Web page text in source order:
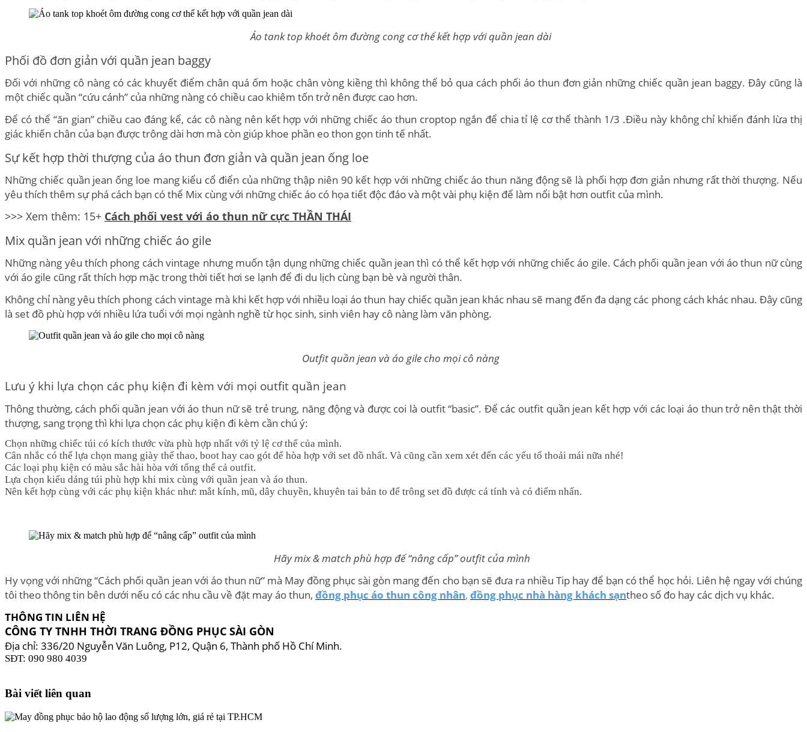
Áo tank top khoét ôm đường cong cơ thể kết hợp với quần jean dài
Phối đồ đơn giản với quần jean baggy
Đối với những cô nàng có các khuyết điểm chân quá ốm hoặc chân vòng kiềng thì không thể bỏ qua cách phối áo thun đơn giản những chiếc quần jean baggy. Đây cũng là
một chiếc quần “cứu cánh” của những nàng có chiều cao khiêm tốn trở nên được cao hơn.
Để có thể “ăn gian” chiều cao đáng kể, các cô nàng nên kết hợp với những chiếc áo thun croptop ngắn để chia tỉ lệ cơ thể thành 1/3 .Điều này không chỉ khiến đánh lừa thị
giác khiến chân của bạn được trông dài hơn mà còn giúp khoe phần eo thon gọn tinh tế nhất.
Sự kết hợp thời thượng của áo thun đơn giản và quần jean ống loe
Những chiếc quần jean ống loe mang kiểu cổ điển của những thập niên 90 kết hợp với những chiếc áo thun năng động sẽ là phối hợp đơn giản nhưng rất thời thượng. Nếu
yêu thích thêm sự phá cách bạn có thể Mix cùng với những chiếc áo có họa tiết độc đáo và một vài phụ kiện để làm nổi bật hơn outfit của mình.
>>> Xem thêm: 15+ Cách phối vest với áo thun nữ cực THẦN THÁI
Mix quần jean với những chiếc áo gile
Những nàng yêu thích phong cách vintage nhưng muốn tận dụng những chiếc quần jean thì có thể kết hợp với những chiếc áo gile. Cách phối quần jean với áo thun nữ cùng
với áo gile cũng rất thích hợp mặc trong thời tiết hơi se lạnh để đi du lịch cùng bạn bè và người thân.
Không chỉ nàng yêu thích phong cách vintage mà khi kết hợp với nhiều loại áo thun hay chiếc quần jean khác nhau sẽ mang đến đa dạng các phong cách khác nhau. Đây cũng
là set đồ phù hợp với nhiều lứa tuổi với mọi ngành nghề từ học sinh, sinh viên hay cô nàng làm văn phòng.
Outfit quần jean và áo gile cho mọi cô nàng
Lưu ý khi lựa chọn các phụ kiện đi kèm với mọi outfit quần jean
Thông thường, cách phối quần jean với áo thun nữ sẽ trẻ trung, năng động và được coi là outfit “basic”. Để các outfit quần jean kết hợp với các loại áo thun trở nên thật thời
thượng, sang trọng thì khi lựa chọn các phụ kiện đi kèm cần chú ý:
Chọn những chiếc túi có kích thước vừa phù hợp nhất với tỷ lệ cơ thể của mình.
Cân nhắc có thể lựa chọn mang giày thể thao, boot hay cao gót để hòa hợp với set đồ nhất. Và cũng cần xem xét đến các yếu tố thoải mái nữa nhé!
Các loại phụ kiện có màu sắc hài hòa với tổng thể cả outfit.
Lựa chọn kiểu dáng túi phù hợp khi mix cùng với quần jean và áo thun.
Nên kết hợp cùng với các phụ kiện khác như: mắt kính, mũ, dây chuyền, khuyên tai bản to để trông set đồ được cá tính và có điểm nhấn.
Hãy mix & match phù hợp để “nâng cấp” outfit của mình
Hy vọng với những “Cách phối quần jean với áo thun nữ” mà May đồng phục sài gòn mang đến cho bạn sẽ đưa ra nhiều Tip hay để bạn có thể học hỏi. Liên hệ ngay với chúng
tôi theo thông tin bên dưới nếu có các nhu cầu về đặt may áo thun, đồng phục áo thun công nhân, đồng phục nhà hàng khách sạntheo số đo hay các dịch vụ khác.
THÔNG TIN LIÊN HỆ
CÔNG TY TNHH THỜI TRANG ĐỒNG PHỤC SÀI GÒN
Địa chỉ: 336/20 Nguyễn Văn Luông, P12, Quận 6, Thành phố Hồ Chí Minh.
SĐT: 090 980 4039
Bài viết liên quan